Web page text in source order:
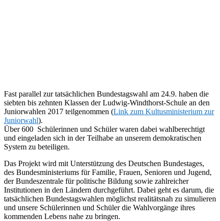
Fast parallel zur tatsächlichen Bundestagswahl am 24.9. haben die
siebten bis zehnten Klassen der Ludwig-Windthorst-Schule an den
Juniorwahlen 2017 teilgenommen (Link zum Kultusministerium zur
Juniorwahl).
Über 600 Schülerinnen und Schüler waren dabei wahlberechtigt
und eingeladen sich in der Teilhabe an unserem demokratischen
System zu beteiligen.
Das Projekt wird mit Unterstützung des Deutschen Bundestages,
des Bundesministeriums für Familie, Frauen, Senioren und Jugend,
der Bundeszentrale für politische Bildung sowie zahlreicher
Institutionen in den Ländern durchgeführt. Dabei geht es darum, die
tatsächlichen Bundestagswahlen möglichst realitätsnah zu simulieren
und unsere Schülerinnen und Schüler die Wahlvorgänge ihres
kommenden Lebens nahe zu bringen.